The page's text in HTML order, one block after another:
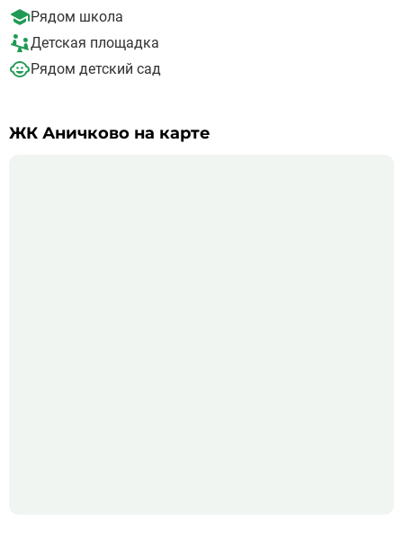
Рядом школа
Детская площадка
Рядом детский сад
ЖК Аничково на карте